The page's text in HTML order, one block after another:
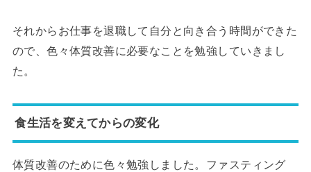
それからお仕事を退職して自分と向き合う時間ができた
ので、色々体質改善に必要なことを勉強していきまし
た。
食生活を変えてからの変化
体質改善のために色々勉強しました。ファスティング